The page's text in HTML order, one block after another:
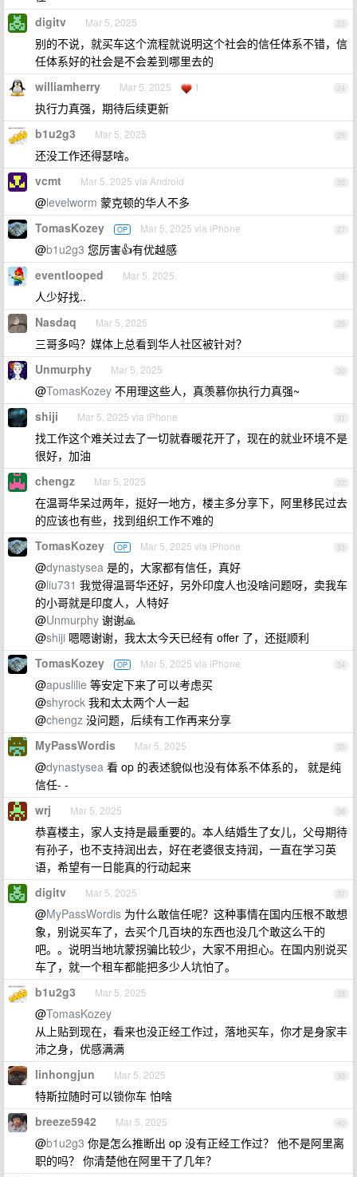
23
digitv Mar 5, 2025
别的不说，就买车这个流程就说明这个社会的信任体系不错，信
任体系好的社会是不会差到哪里去的
24
williamherry Mar 5, 2025 1
执行力真强，期待后续更新
25
b1u2g3 Mar 5, 2025
还没工作还得瑟啥。
26
vcmt Mar 5, 2025 via Android
@levelworm 蒙克顿的华人不多
27
TomasKozey OP Mar 5, 2025 via iPhone
@b1u2g3 您厉害👍有优越感
28
eventlooped Mar 5, 2025
人少好找..
29
Nasdaq Mar 5, 2025
三哥多吗？媒体上总看到华人社区被针对？
30
Unmurphy Mar 5, 2025
@TomasKozey 不用理这些人，真羡慕你执行力真强~
31
shiji Mar 5, 2025 via iPhone
找工作这个难关过去了一切就春暖花开了，现在的就业环境不是
很好，加油
32
chengz Mar 5, 2025
在温哥华呆过两年，挺好一地方，楼主多分享下，阿里移民过去
的应该也有些，找到组织工作不难的
33
TomasKozey OP Mar 5, 2025 via iPhone
@dynastysea 是的，大家都有信任，真好
@liu731 我觉得温哥华还好，另外印度人也没啥问题呀，卖我车
的小哥就是印度人，人特好
@Unmurphy 谢谢🙏
@shiji 嗯嗯谢谢，我太太今天已经有 offer 了，还挺顺利
34
TomasKozey OP Mar 5, 2025 via iPhone
@apuslilie 等安定下来了可以考虑买
@shyrock 我和太太两个人一起
@chengz 没问题，后续有工作再来分享
35
MyPassWordis Mar 5, 2025
@dynastysea 看 op 的表述貌似也没有体系不体系的， 就是纯
信任- -
36
wrj Mar 5, 2025
恭喜楼主，家人支持是最重要的。本人结婚生了女儿，父母期待
有孙子，也不支持润出去，好在老婆很支持润，一直在学习英
语，希望有一日能真的行动起来
37
digitv Mar 5, 2025
@MyPassWordis 为什么敢信任呢？这种事情在国内压根不敢想
象，别说买车了，去买个几百块的东西也没几个敢这么干的
吧。。说明当地坑蒙拐骗比较少，大家不用担心。在国内别说买
车了，就一个租车都能把多少人坑怕了。
38
b1u2g3 Mar 5, 2025
@TomasKozey
从上贴到现在，看来也没正经工作过，落地买车，你才是身家丰
沛之身，优感满满
39
linhongjun Mar 5, 2025
特斯拉随时可以锁你车 怕啥
40
breeze5942 Mar 5, 2025
@b1u2g3 你是怎么推断出 op 没有正经工作过？ 他不是阿里离
职的吗？ 你清楚他在阿里干了几年？